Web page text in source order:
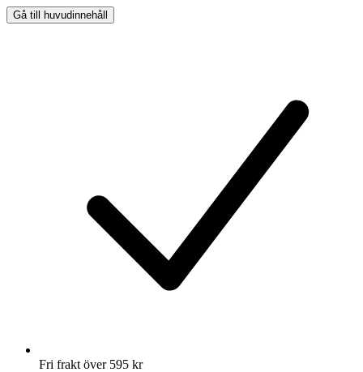
Gå till huvudinnehåll
Fri frakt över 595 kr